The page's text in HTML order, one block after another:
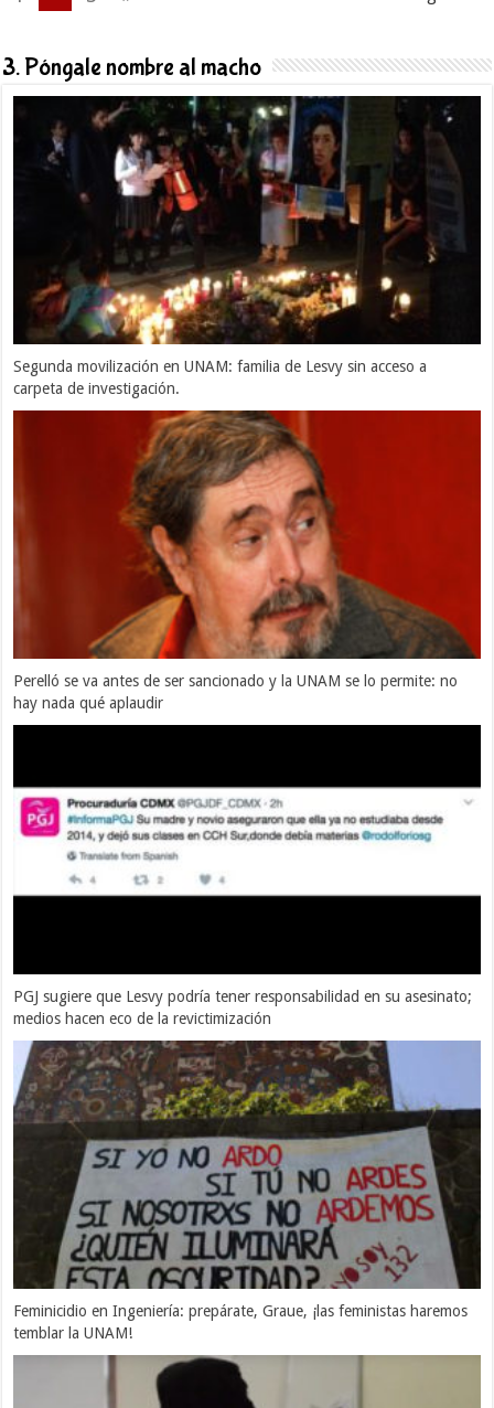
3. Póngale nombre al macho
Segunda movilización en UNAM: familia de Lesvy sin acceso a
carpeta de investigación.
Perelló se va antes de ser sancionado y la UNAM se lo permite: no
hay nada qué aplaudir
PGJ sugiere que Lesvy podría tener responsabilidad en su asesinato;
medios hacen eco de la revictimización
Feminicidio en Ingeniería: prepárate, Graue, ¡las feministas haremos
temblar la UNAM!